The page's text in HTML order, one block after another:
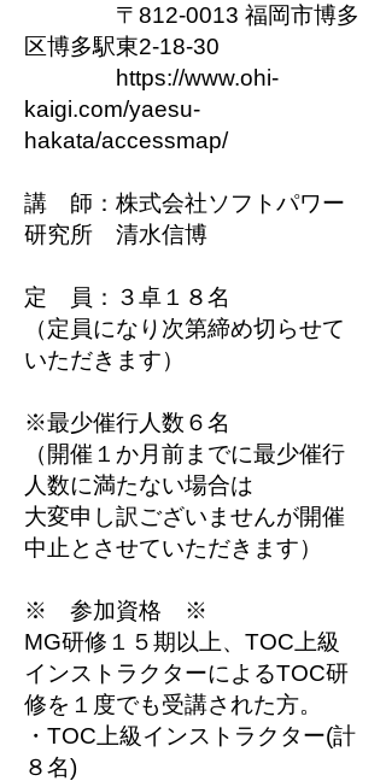
〒812-0013 福岡市博多
区博多駅東2-18-30
https://www.ohi-
kaigi.com/yaesu-
hakata/accessmap/
講 師：株式会社ソフトパワー
研究所 清水信博
定 員：３卓１８名
（定員になり次第締め切らせて
いただきます）
※最少催行人数６名
（開催１か月前までに最少催行
人数に満たない場合は
大変申し訳ございませんが開催
中止とさせていただきます）
※ 参加資格 ※
MG研修１５期以上、TOC上級
インストラクターによるTOC研
修を１度でも受講された方。
・TOC上級インストラクター(計
８名)